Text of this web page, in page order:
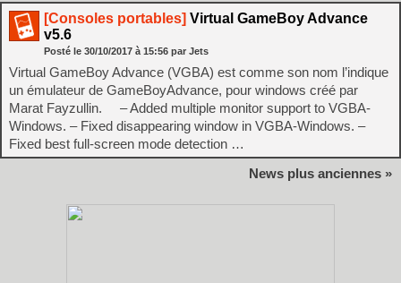
[Consoles portables] Virtual GameBoy Advance
v5.6
Posté le 30/10/2017 à 15:56 par Jets
Virtual GameBoy Advance (VGBA) est comme son nom l’indique
un émulateur de GameBoyAdvance, pour windows créé par
Marat Fayzullin. – Added multiple monitor support to VGBA-
Windows. – Fixed disappearing window in VGBA-Windows. –
Fixed best full-screen mode detection …
News plus anciennes »